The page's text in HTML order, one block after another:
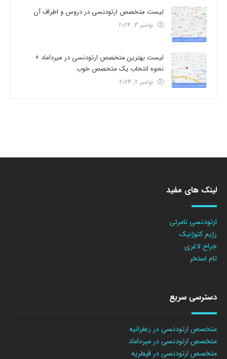
لیست متخصص ارتودنسی در دروس و اطراف آن
نوامبر 3, 2024
لیست بهترین متخصص ارتودنسی در میرداماد +
نحوه انتخاب یک متخصص خوب
نوامبر 2, 2024
لینک های مفید
ارتودنسی نامرئی
رژیم کتوژنیک
جراح لاغری
تام استخر
دسترسی سریع
متخصص ارتودنسی در زعفرانیه
متخصص ارتودنسی در میرداماد
متخصص ارتودنسی در قیطریه